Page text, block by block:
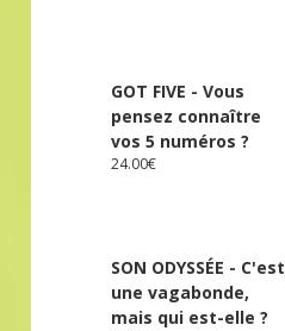
GOT FIVE - Vous
pensez connaître
vos 5 numéros ?
24.00€
SON ODYSSÉE - C'est
une vagabonde,
mais qui est-elle ?